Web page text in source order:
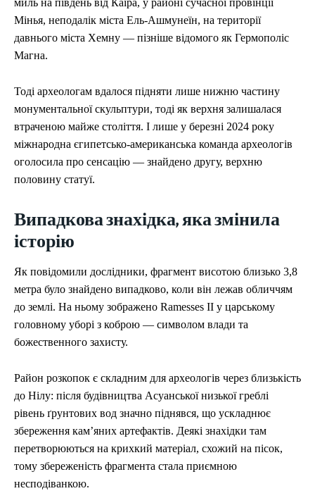
ЕКОНОМІКА СПОРТ ТЕХНОЛОГІЇ
ЕКОНОМІКА СПОРТ ТЕХНОЛОГІЇ
миль на південь від Каїра, у районі сучасної провінції
Мінья, неподалік міста Ель-Ашмунеїн, на території
давнього міста Хемну — пізніше відомого як Гермополіс
Магна.
Тоді археологам вдалося підняти лише нижню частину
монументальної скульптури, тоді як верхня залишалася
втраченою майже століття. І лише у березні 2024 року
міжнародна єгипетсько-американська команда археологів
оголосила про сенсацію — знайдено другу, верхню
половину статуї.
Випадкова знахідка, яка змінила
історію
Як повідомили дослідники, фрагмент висотою близько 3,8
метра було знайдено випадково, коли він лежав обличчям
до землі. На ньому зображено Ramesses II у царському
головному уборі з коброю — символом влади та
божественного захисту.
Район розкопок є складним для археологів через близькість
до Нілу: після будівництва Асуанської низької греблі
рівень ґрунтових вод значно піднявся, що ускладнює
збереження кам’яних артефактів. Деякі знахідки там
перетворюються на крихкий матеріал, схожий на пісок,
тому збереженість фрагмента стала приємною
несподіванкою.